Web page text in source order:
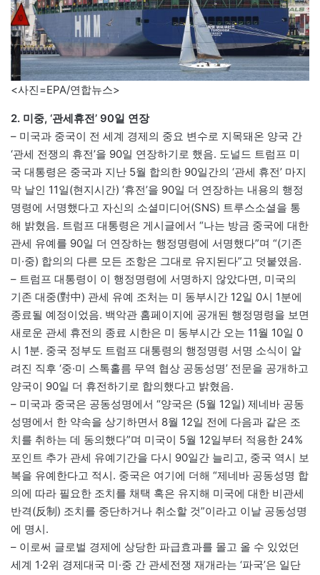
<사진=EPA/연합뉴스>
2. 미중, ‘관세휴전’ 90일 연장
– 미국과 중국이 전 세계 경제의 중요 변수로 지목돼온 양국 간
‘관세 전쟁의 휴전’을 90일 연장하기로 했음. 도널드 트럼프 미
국 대통령은 중국과 지난 5월 합의한 90일간의 ‘관세 휴전’ 마지
막 날인 11일(현지시간) ‘휴전’을 90일 더 연장하는 내용의 행정
명령에 서명했다고 자신의 소셜미디어(SNS) 트루스소셜을 통
해 밝혔음. 트럼프 대통령은 게시글에서 “나는 방금 중국에 대한
관세 유예를 90일 더 연장하는 행정명령에 서명했다”며 “(기존
미·중) 합의의 다른 모든 조항은 그대로 유지된다”고 덧붙였음.
– 트럼프 대통령이 이 행정명령에 서명하지 않았다면, 미국의
기존 대중(對中) 관세 유예 조처는 미 동부시간 12일 0시 1분에
종료될 예정이었음. 백악관 홈페이지에 공개된 행정명령을 보면
새로운 관세 휴전의 종료 시한은 미 동부시간 오는 11월 10일 0
시 1분. 중국 정부도 트럼프 대통령의 행정명령 서명 소식이 알
려진 직후 ‘중·미 스톡홀름 무역 협상 공동성명’ 전문을 공개하고
양국이 90일 더 휴전하기로 합의했다고 밝혔음.
– 미국과 중국은 공동성명에서 “양국은 (5월 12일) 제네바 공동
성명에서 한 약속을 상기하면서 8월 12일 전에 다음과 같은 조
치를 취하는 데 동의했다”며 미국이 5월 12일부터 적용한 24%
포인트 추가 관세 유예기간을 다시 90일간 늘리고, 중국 역시 보
복을 유예한다고 적시. 중국은 여기에 더해 “제네바 공동성명 합
의에 따라 필요한 조치를 채택 혹은 유지해 미국에 대한 비관세
반격(反制) 조치를 중단하거나 취소할 것”이라고 이날 공동성명
에 명시.
– 이로써 글로벌 경제에 상당한 파급효과를 몰고 올 수 있었던
세계 1·2위 경제대국 미·중 간 관세전쟁 재개라는 ‘파국’은 일단